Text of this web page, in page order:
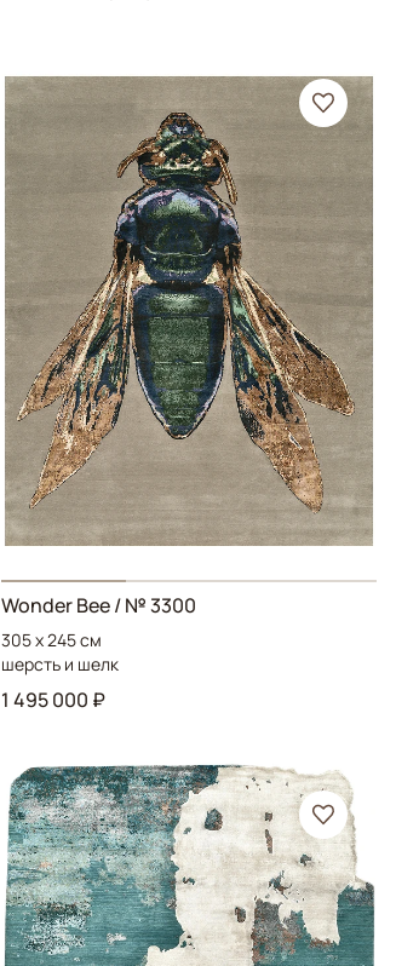
Wonder Bee/ № 3300
305 x 245 см
шерсть и шелк
1 495 000 ₽